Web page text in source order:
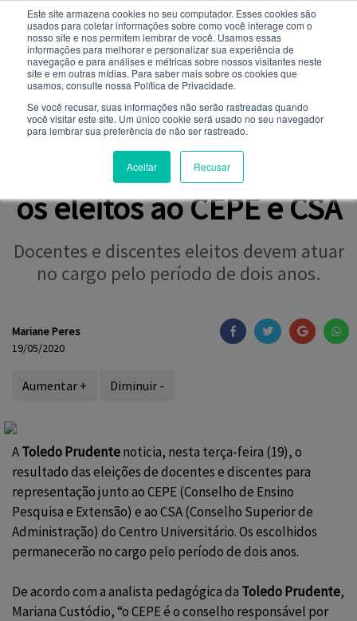
Este site armazena cookies no seu computador. Esses cookies são
usados ​​para coletar informações sobre como você interage com o
nosso site e nos permitem lembrar de você. Usamos essas
informações para melhorar e personalizar sua experiência de
navegação e para análises e métricas sobre nossos visitantes neste
site e em outras mídias. Para saber mais sobre os cookies que
usamos, consulte nossa Política de Privacidade.
Se você recusar, suas informações não serão rastreadas quando
você visitar este site. Um único cookie será usado no seu navegador
para lembrar sua preferência de não ser rastreado.
Aceitar Recusar
NOTÍCIAS
CONSELHOS
Toledo Prudente divulga
os eleitos ao CEPE e CSA
Docentes e discentes eleitos devem atuar
no cargo pelo período de dois anos.
Mariane Peres
19/05/2020
Aumentar + Diminuir -
AToledo Prudentenoticia, nesta terça-feira (19), o
resultado das eleições dedocentes e discentes para
representação junto ao CEPE (Conselho de Ensino
Pesquisa e Extensão) e ao CSA (Conselho Superior de
Administração) do Centro Universitário. Os escolhidos
permanecerão no cargo pelo período de dois anos.
De acordo com a analista pedagógica da Toledo Prudente,
Mariana Custódio, “o CEPE é o conselho responsável por
Você quer receber notificações e não perder